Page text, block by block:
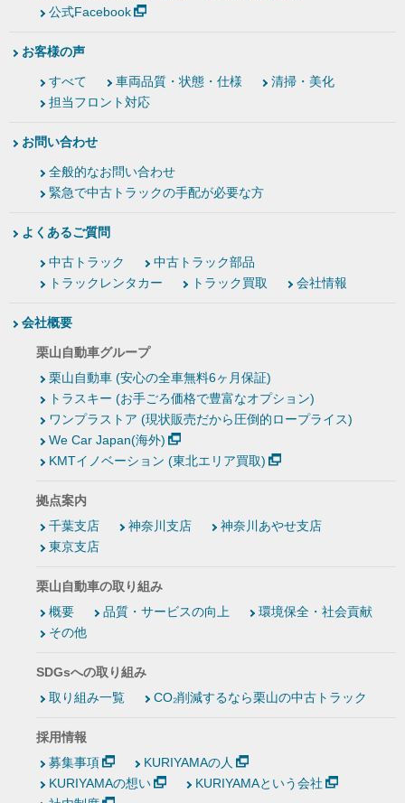
公式Facebook
お客様の声
すべて 車両品質・状態・仕様
清掃・美化
担当フロント対応
お問い合わせ
全般的なお問い合わせ
緊急で中古トラックの手配が必要な方
よくあるご質問
中古トラック
中古トラック部品
トラックレンタカー
トラック買取 会社情報
会社概要
栗山自動車グループ
栗山自動車 (安心の全車無料6ヶ月保証)
トラスキー (お手ごろ価格で豊富なオプション)
ワンプラストア (現状販売だから圧倒的ロープライス)
We Car Japan(海外)
KMTイノベーション (東北エリア買取)
拠点案内
千葉支店
神奈川支店
神奈川あやせ支店
東京支店
栗山自動車の取り組み
概要
品質・サービスの向上
環境保全・社会貢献
その他
SDGsへの取り組み
取り組み一覧
CO₂削減するなら栗山の中古トラック
採用情報
募集事項
KURIYAMAの人
KURIYAMAの想い
KURIYAMAという会社